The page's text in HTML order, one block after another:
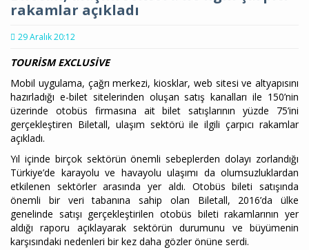
rakamlar açıkladı
29 Aralık 20:12
TOURİSM EXCLUSİVE
Mobil uygulama, çağrı merkezi, kiosklar, web sitesi ve altyapısını
hazırladığı e-bilet sitelerinden oluşan satış kanalları ile 150’nin
üzerinde otobüs firmasına ait bilet satışlarının yüzde 75’ini
gerçekleştiren Biletall, ulaşım sektörü ile ilgili çarpıcı rakamlar
açıkladı.
Yıl içinde birçok sektörün önemli sebeplerden dolayı zorlandığı
Türkiye’de karayolu ve havayolu ulaşımı da olumsuzluklardan
etkilenen sektörler arasında yer aldı. Otobüs bileti satışında
önemli bir veri tabanına sahip olan Biletall, 2016’da ülke
genelinde satışı gerçekleştirilen otobüs bileti rakamlarının yer
aldığı raporu açıklayarak sektörün durumunu ve büyümenin
karşısındaki nedenleri bir kez daha gözler önüne serdi.